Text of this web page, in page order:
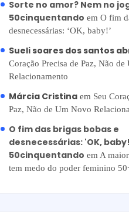
Sorte no amor? Nem no
50cinquentando em O fim
desnecessárias: ‘OK, baby!’
Sueli soares dos santos
Coração Precisa de Paz, Não
Relacionamento
Márcia Cristina em Seu
Paz, Não de Um Novo
O fim das brigas bobas e
desnecessárias: 'OK,
50cinquentando em A
tem medo do poder feminino